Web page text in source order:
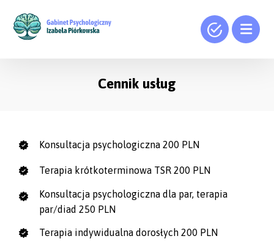
Cennik usług
Konsultacja psychologiczna 200 PLN
Terapia krótkoterminowa TSR 200 PLN
Konsultacja psychologiczna dla par, terapia
par/diad 250 PLN
Terapia indywidualna dorosłych 200 PLN